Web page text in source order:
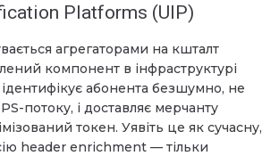
Platforms (UIP)
агрегаторами на кшталт
компонент в інфраструктурі
абонента безшумно, не
потоку, і доставляє мерчанту
токен. Уявіть це як сучасну,
header enrichment — тільки